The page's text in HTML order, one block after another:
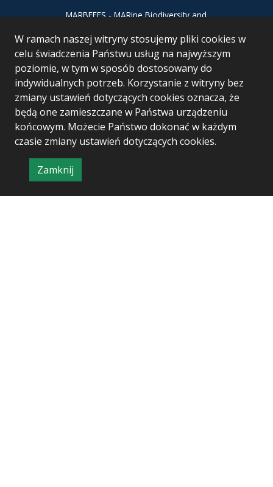
W ramach naszej witryny stosujemy pliki cookies w
celu świadczenia Państwu usług na najwyższym
poziomie, w tym w sposób dostosowany do
indywidualnych potrzeb. Korzystanie z witryny bez
zmiany ustawień dotyczących cookies oznacza, że
będą one zamieszczane w Państwa urządzeniu
końcowym. Możecie Państwo dokonać w każdym
czasie zmiany ustawień dotyczących cookies.
Zamknij
informację
o
MARBEFES - MARine Biodiversity and
Ecosystem Services MARBEFES project
has received funding from the European
Union’s Horizon Europe research and
innovation programme under Grant
Agreement no 101060937
Project & realization: